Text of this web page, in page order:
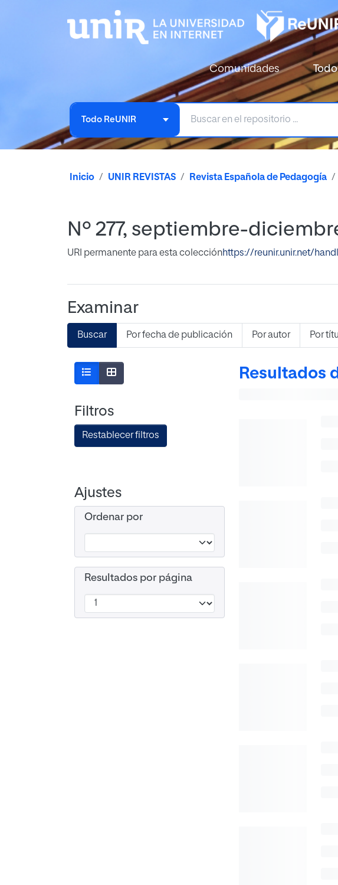
Comunidades
Todo ReUNIR
Inicio UNIR REVISTAS Revista Española de Pedagogía
Nº 277, septiembre-
URI permanente para esta colecciónhttps://reunir.unir.net/
Examinar
Buscar Por fecha de publicación Por autor Por
Filtros
Restablecer filtros
Ajustes
Ordenar por
Resultados por página
Resultados